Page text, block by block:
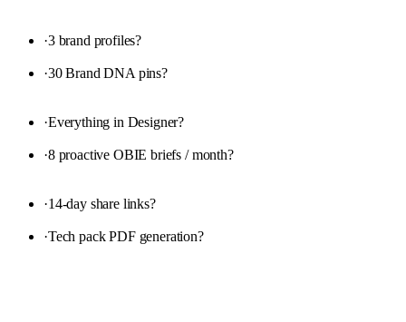
·3 brand profiles?
·30 Brand DNA pins?
·Everything in Designer?
·8 proactive OBIE briefs / month?
·14-day share links?
·Tech pack PDF generation?